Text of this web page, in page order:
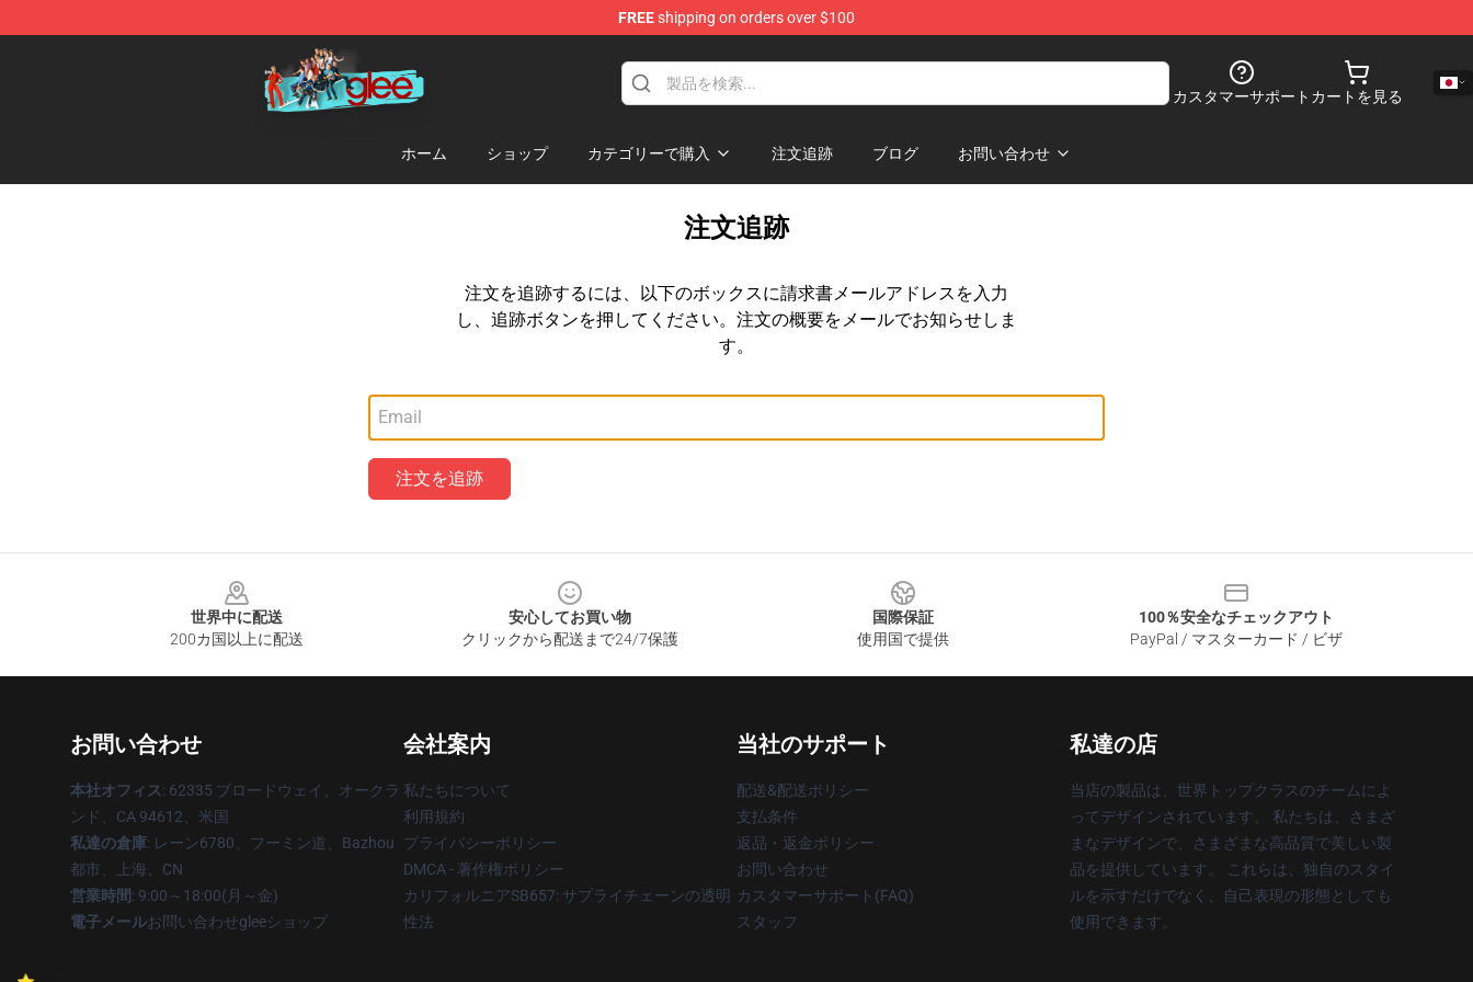
FREEshipping on orders over $100
Glee Store - Official Glee Merchandise Shop
カスタマーサポート カートを見る
ホーム ショップ カテゴリーで購入 注文追跡 ブログ お問い合わせ
注文追跡
注文を追跡するには、以下のボックスに請求書メールアドレスを入力
し、追跡ボタンを押してください。注文の概要をメールでお知らせしま
す。
注文を追跡
世界中に配送
200カ国以上に配送
安心してお買い物
クリックから配送まで24/7保護
国際保証
使用国で提供
100％安全なチェックアウト
PayPal / マスターカード / ビザ
お問い合わせ
本社オフィス: 62335 ブロードウェイ、オークラ
ンド、CA 94612、米国
私達の倉庫: レーン6780、フーミン道、Bazhou
都市、上海、CN
営業時間: 9:00～18:00(月～金)
電子メールお問い合わせgleeショップ
会社案内
私たちについて
利用規約
プライバシーポリシー
DMCA - 著作権ポリシー
カリフォルニアSB657: サプライチェーンの透明
性法
当社のサポート
配送&配送ポリシー
支払条件
返品・返金ポリシー
お問い合わせ
カスタマーサポート(FAQ)
スタッフ
私達の店
当店の製品は、世界トップクラスのチームによ
ってデザインされています。 私たちは、さまざ
まなデザインで、さまざまな高品質で美しい製
品を提供しています。 これらは、独自のスタイ
ルを示すだけでなく、自己表現の形態としても
使用できます。